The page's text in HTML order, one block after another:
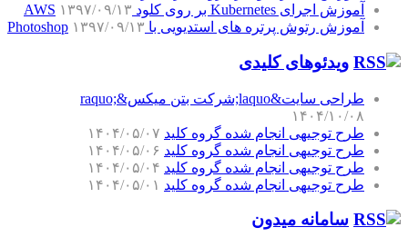
آموزش اجرای Kubernetes بر روی کلود AWS
۱۳۹۷/۰۹/۱۳
آموزش رتوش پرتره های استدیویی با Photoshop ۱۳۹۷/۰۹/۱۳
ویدئوهای کلیدی
طراحی سایت&laquo;شرکت بتن میکس&raquo;
۱۴۰۴/۱۰/۰۸
طرح توجیهی انجام شده گروه کلید ۱۴۰۴/۰۵/۰۷
طرح توجیهی انجام شده گروه کلید ۱۴۰۴/۰۵/۰۶
طرح توجیهی انجام شده گروه کلید ۱۴۰۴/۰۵/۰۴
طرح توجیهی انجام شده گروه کلید ۱۴۰۴/۰۵/۰۱
سامانه میدون